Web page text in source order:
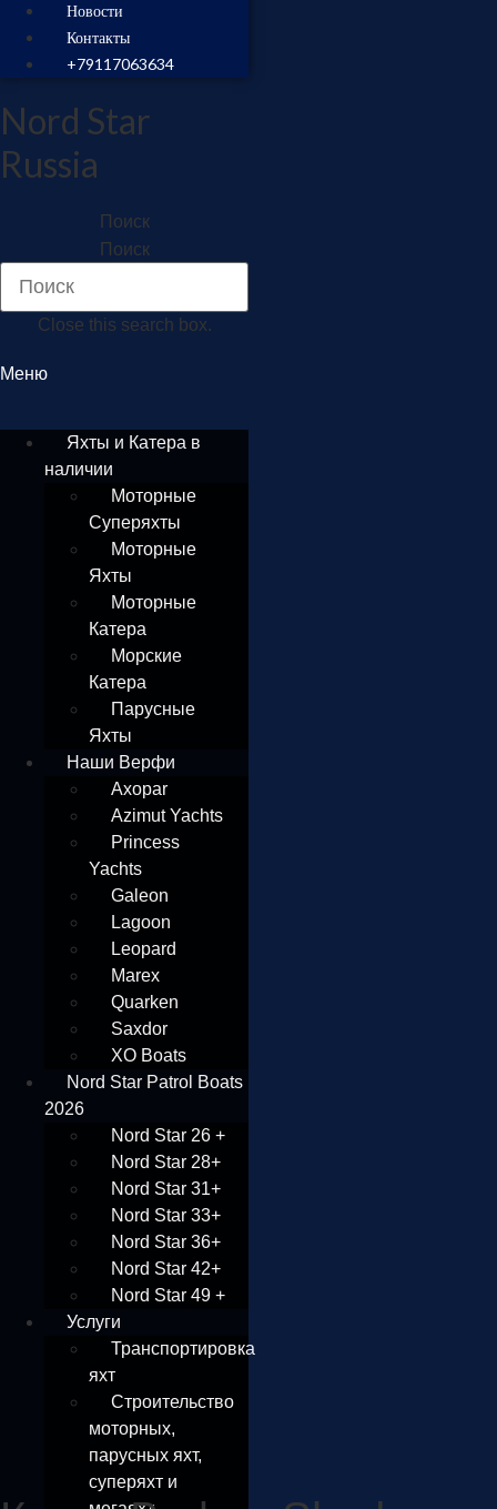
Новости
Контакты
+79117063634
Nord Star
Russia
Поиск
Поиск
Close this search box.
Меню
Яхты и Катера в
наличии
Моторные
Суперяхты
Моторные
Яхты
Моторные
Катера
Морские
Катера
Парусные
Яхты
Наши Верфи
Axopar
Azimut Yachts
Princess
Yachts
Galeon
Lagoon
Leopard
Marex
Quarken
Saxdor
XO Boats
Nord Star Patrol Boats
2026
Nord Star 26 +
Nord Star 28+
Nord Star 31+
Nord Star 33+
Nord Star 36+
Nord Star 42+
Nord Star 49 +
Услуги
Транспортировка
яхт
Строительство
моторных,
парусных яхт,
суперяхт и